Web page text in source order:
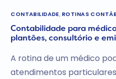
CONTABILIDADE, ROTINAS
Contabilidade para
plantões, consultório e
A rotina de um médico
atendimentos